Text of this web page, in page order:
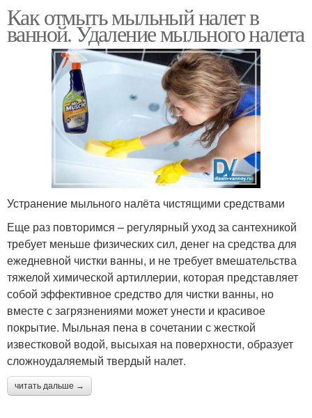
Как отмыть мыльный налет в
ванной. Удаление мыльного налета
Устранение мыльного налёта чистящими средствами
Еще раз повторимся – регулярный уход за сантехникой
требует меньше физических сил, денег на средства для
ежедневной чистки ванны, и не требует вмешательства
тяжелой химической артиллерии, которая представляет
собой эффективное средство для чистки ванны, но
вместе с загрязнениями может унести и красивое
покрытие. Мыльная пена в сочетании с жесткой
известковой водой, высыхая на поверхности, образует
сложноудаляемый твердый налет.
читать дальше →